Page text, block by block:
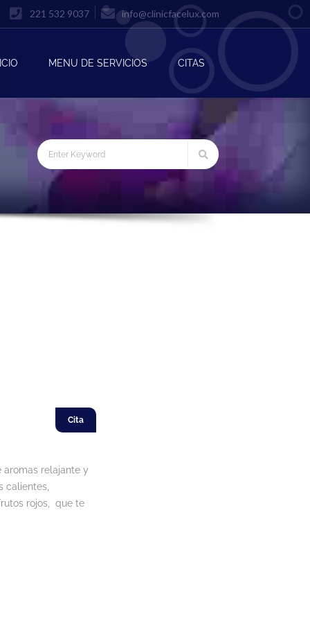
221 532 9037 info@clinicfacelux.com
MENU DE SERVICIOS CITAS
Cita
aromas relajante y
calientes,
rojos, que te